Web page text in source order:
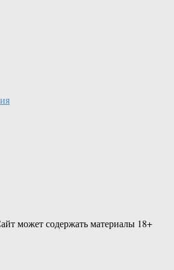
может содержать материалы 18+